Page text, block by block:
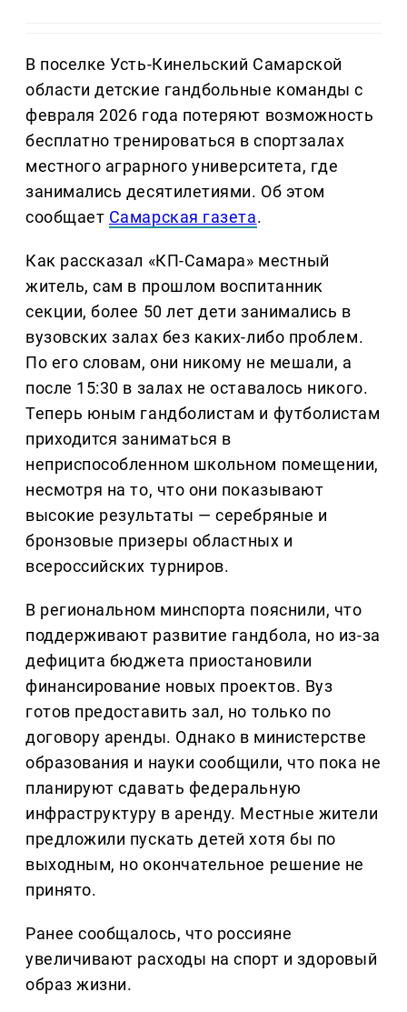
В поселке Усть-Кинельский Самарской
области детские гандбольные команды с
февраля 2026 года потеряют возможность
бесплатно тренироваться в спортзалах
местного аграрного университета, где
занимались десятилетиями. Об этом
сообщает Самарская газета.
Как рассказал «КП-Самара» местный
житель, сам в прошлом воспитанник
секции, более 50 лет дети занимались в
вузовских залах без каких-либо проблем.
По его словам, они никому не мешали, а
после 15:30 в залах не оставалось никого.
Теперь юным гандболистам и футболистам
приходится заниматься в
неприспособленном школьном помещении,
несмотря на то, что они показывают
высокие результаты — серебряные и
бронзовые призеры областных и
всероссийских турниров.
В региональном минспорта пояснили, что
поддерживают развитие гандбола, но из-за
дефицита бюджета приостановили
финансирование новых проектов. Вуз
готов предоставить зал, но только по
договору аренды. Однако в министерстве
образования и науки сообщили, что пока не
планируют сдавать федеральную
инфраструктуру в аренду. Местные жители
предложили пускать детей хотя бы по
выходным, но окончательное решение не
принято.
Ранее сообщалось, что россияне
увеличивают расходы на спорт и здоровый
образ жизни.